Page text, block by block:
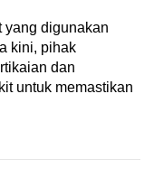
yang digunakan
kini, pihak
dan
untuk memastikan